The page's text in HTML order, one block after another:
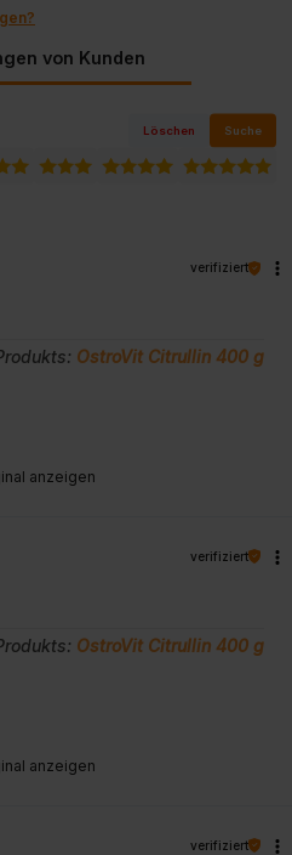
von Kunden
Löschen Suche
anzeigen
verifiziert
OstroVit Citrullin 400 g
anzeigen
verifiziert
OstroVit Citrullin 400 g
verifiziert